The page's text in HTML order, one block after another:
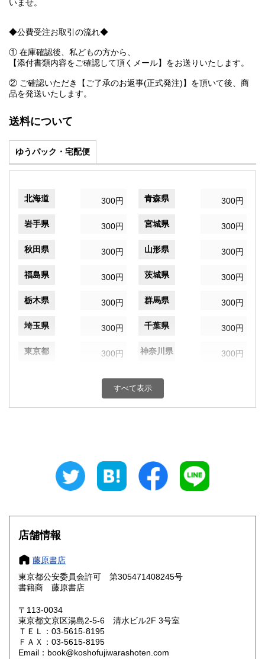
いませ。
◆公費受注お取引の流れ◆
① 在庫確認後、私どもの方から、
【添付書類内容をご確認して頂くメール】をお送りいたします。
② ご確認いただき【ご了承のお返事(正式発注)】を頂いて後、商
品を発送いたします。
送料について
ゆうパック・宅配便
北海道 300円 青森県 300円
岩手県 300円 宮城県 300円
秋田県 300円 山形県 300円
福島県 300円 茨城県 300円
栃木県 300円 群馬県 300円
埼玉県 300円 千葉県 300円
東京都 300円 神奈川県 300円
300円 富山県
300円 三重県
大阪府
奈良県
鳥取県 300円 島根県
岡山県
山口県 300円
香川県 愛媛県
すべて表示
店舗情報
藤原書店
東京都公安委員会許可 第305471408245号
書籍商 藤原書店
〒113-0034
東京都文京区湯島2-5-6 清水ビル2F 3号室
ＴＥＬ：03-5615-8195
ＦＡＸ：03-5615-8195
Email：book@koshofujiwarashoten.com